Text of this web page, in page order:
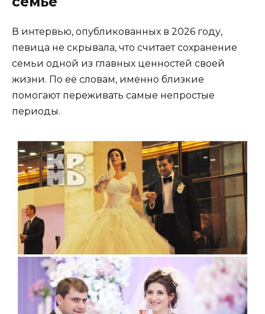
В интервью, опубликованных в 2026 году,
певица не скрывала, что считает сохранение
семьи одной из главных ценностей своей
жизни. По её словам, именно близкие
помогают переживать самые непростые
периоды.